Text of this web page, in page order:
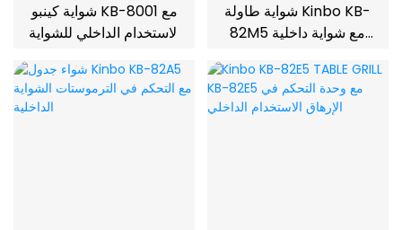
شواية كينبو KB-8001 مع
الاستخدام الداخلي للشواية
شواية طاولة Kinbo KB-
82M5 مع شواية داخلية